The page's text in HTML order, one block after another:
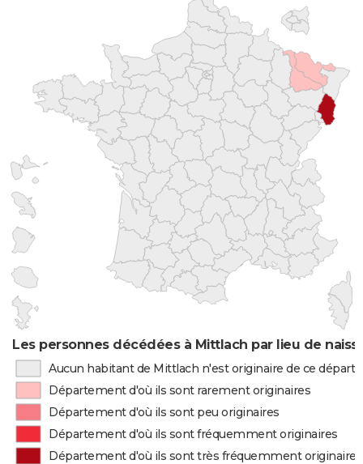
Les personnes décédées à Mittlach par lieu de
Aucun habitant de Mittlach n'est originaire de ce
Département d'où ils sont rarement originaires
Département d'où ils sont peu originaires
Département d'où ils sont fréquemment originaires
Département d'où ils sont très fréquemment originaires